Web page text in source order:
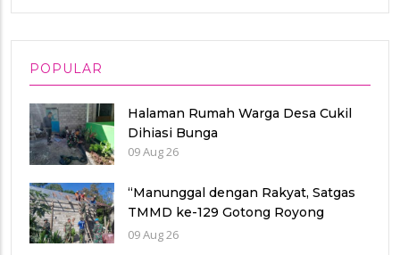
POPULAR
Halaman Rumah Warga Desa Cukil
Dihiasi Bunga
09 Aug 26
“Manunggal dengan Rakyat, Satgas
TMMD ke-129 Gotong Royong
Pasang Genting Rumah Bu Sri”
09 Aug 26